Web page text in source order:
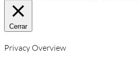
Cerrar
Privacy Overview